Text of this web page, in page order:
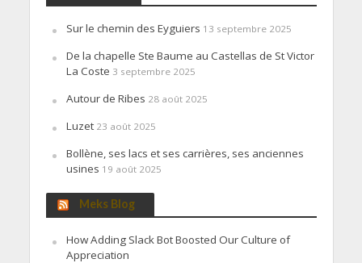
Sur le chemin des Eyguiers 13 septembre 2025
De la chapelle Ste Baume au Castellas de St Victor
La Coste 3 septembre 2025
Autour de Ribes 28 août 2025
Luzet 23 août 2025
Bollène, ses lacs et ses carrières, ses anciennes
usines 19 août 2025
Meks Blog
How Adding Slack Bot Boosted Our Culture of
Appreciation